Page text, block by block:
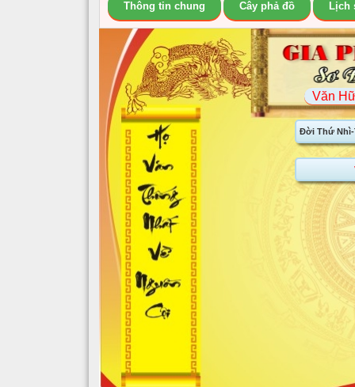
Thông tin chung Cây phả đồ Lịch
Văn
Đời Thứ